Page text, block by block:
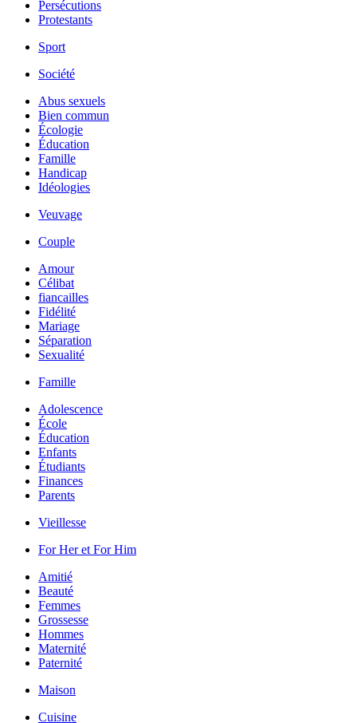
Persécutions
Protestants
Sport
Société
Abus sexuels
Bien commun
Écologie
Éducation
Famille
Handicap
Idéologies
Veuvage
Couple
Amour
Célibat
fiancailles
Fidélité
Mariage
Séparation
Sexualité
Famille
Adolescence
École
Éducation
Enfants
Étudiants
Finances
Parents
Vieillesse
For Her et For Him
Amitié
Beauté
Femmes
Grossesse
Hommes
Maternité
Paternité
Maison
Cuisine